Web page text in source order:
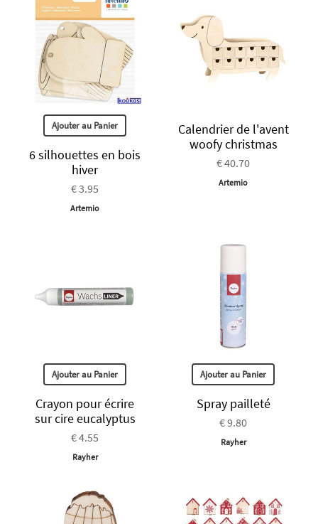
Ajouter au Panier
6 silhouettes en bois
hiver
€ 3.95
Artemio
Calendrier de l'avent
woofy christmas
€ 40.70
Artemio
Ajouter au Panier
Crayon pour écrire
sur cire eucalyptus
€ 4.55
Rayher
Ajouter au Panier
Spray pailleté
€ 9.80
Rayher